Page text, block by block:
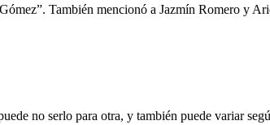
También mencionó a Jazmín Romero y
no serlo para otra, y también puede variar